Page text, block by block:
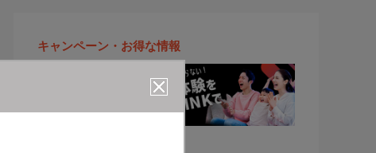
キャンペーン・お得な情報